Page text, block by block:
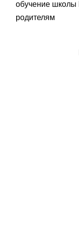
обучение школы
родителям